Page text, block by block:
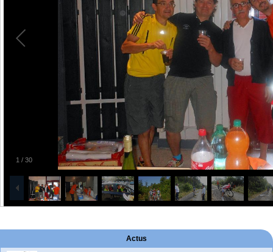
1 / 30
Actus